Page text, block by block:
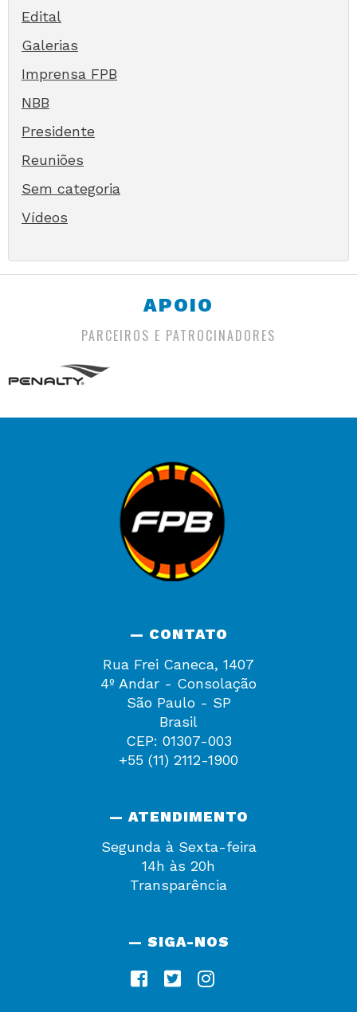
Edital
Galerias
Imprensa FPB
NBB
Presidente
Reuniões
Sem categoria
Vídeos
APOIO
PARCEIROS E PATROCINADORES
— CONTATO
Rua Frei Caneca, 1407
4º Andar - Consolação
São Paulo - SP
Brasil
CEP: 01307-003
+55 (11) 2112-1900
— ATENDIMENTO
Segunda à Sexta-feira
14h às 20h
Transparência
— SIGA-NOS